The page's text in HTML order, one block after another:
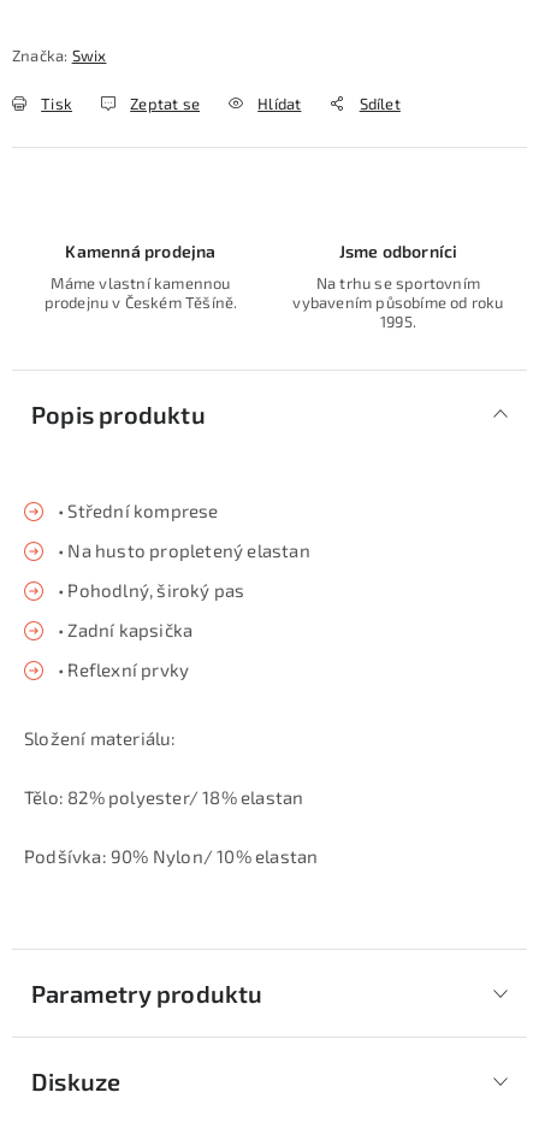
Značka: Swix
Tisk Zeptat se Hlídat Sdílet
Kamenná prodejna
Máme vlastní kamennou
prodejnu v Českém Těšíně.
Jsme odborníci
Na trhu se sportovním
vybavením působíme od roku
1995.
Popis produktu
• Střední komprese
• Na husto propletený elastan
• Pohodlný, široký pas
• Zadní kapsička
• Reflexní prvky
Složení materiálu:
Tělo: 82% polyester/ 18% elastan
Podšívka: 90% Nylon/ 10% elastan
Parametry produktu
Diskuze